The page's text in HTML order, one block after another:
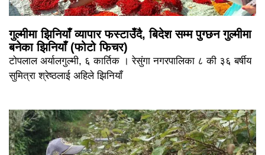
गुल्मीमा झिनियाँ व्यापार फस्टाउँदै, बिदेश सम्म पुग्छन गुल्मीमा
बनेका झिनियाँ (फोटो फिचर)
टोपलाल अर्यालगुल्मी, ६ कार्तिक । रेसुंगा नगरपालिका ८ की ३६ बर्षीय
सुमित्रा श्रेष्ठलाई अहिले झिनियाँ